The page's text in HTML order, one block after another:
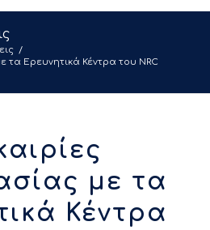
/
τα Ερευνητικά Κέντρα του NRC
με τα
Κέντρα